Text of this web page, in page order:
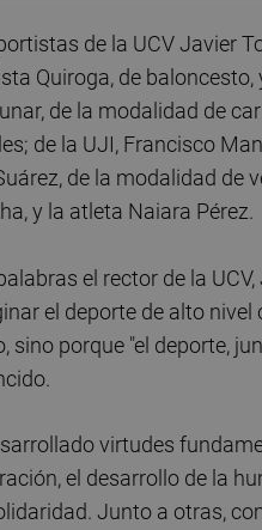
de la UCV Javier
Quiroga, de
de la modalidad de
de la UJI, Francisco
de la modalidad de
y la atleta Naiara Pérez.
el rector de la
el deporte de alto
sino porque "el deporte,
virtudes
el desarrollo de la
Junto a otras,